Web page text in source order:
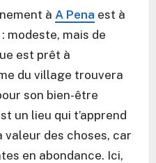
à A Pena est à
modeste, mais de
est prêt à
du village trouvera
son bien-être
un lieu qui t’apprend
valeur des choses, car
en abondance. Ici,